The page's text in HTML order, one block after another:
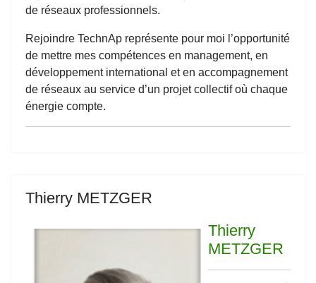
de réseaux professionnels.
Rejoindre TechnAp représente pour moi l’opportunité
de mettre mes compétences en management, en
développement international et en accompagnement
de réseaux au service d’un projet collectif où chaque
énergie compte.
Thierry METZGER
Thierry
METZGER